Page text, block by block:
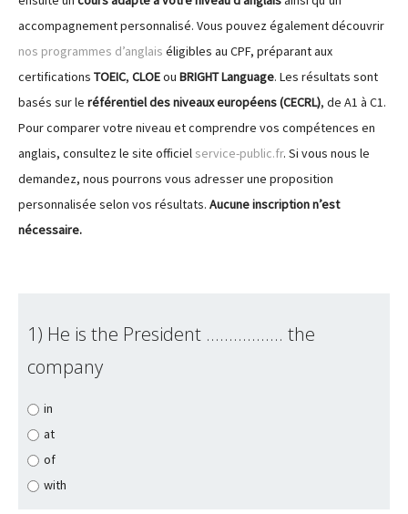
accompagnement personnalisé. Vous pouvez également découvrir
nos programmes d’anglais éligibles au CPF, préparant aux
certifications TOEIC, CLOEou BRIGHT Language. Les résultats sont
basés sur le référentiel des niveaux européens (CECRL), de A1 à C1.
Pour comparer votre niveau et comprendre vos compétences en
anglais, consultez le site officiel service-public.fr. Si vous nous le
demandez, nous pourrons vous adresser une proposition
personnalisée selon vos résultats. Aucune inscription n’est
nécessaire.
1) He is the President ................. the
company
in
at
of
with